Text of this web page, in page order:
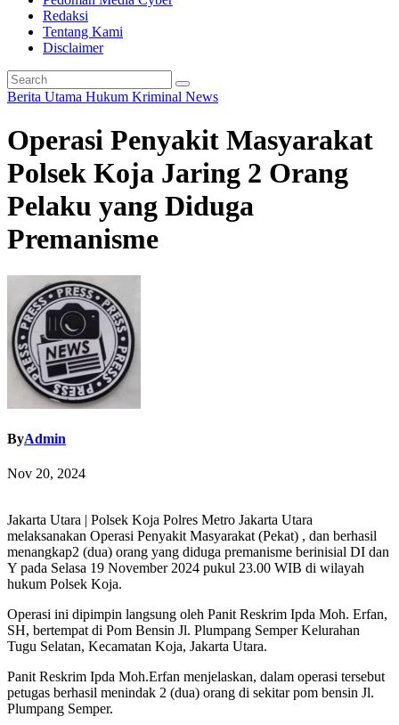
Redaksi
Tentang Kami
Disclaimer
Berita Utama Hukum Kriminal News
Operasi Penyakit Masyarakat
Polsek Koja Jaring 2 Orang
Pelaku yang Diduga
Premanisme
ByAdmin
Nov 20, 2024
Jakarta Utara | Polsek Koja Polres Metro Jakarta Utara
melaksanakan Operasi Penyakit Masyarakat (Pekat) , dan berhasil
menangkap2 (dua) orang yang diduga premanisme berinisial DI dan
Y pada Selasa 19 November 2024 pukul 23.00 WIB di wilayah
hukum Polsek Koja.
Operasi ini dipimpin langsung oleh Panit Reskrim Ipda Moh. Erfan,
SH, bertempat di Pom Bensin Jl. Plumpang Semper Kelurahan
Tugu Selatan, Kecamatan Koja, Jakarta Utara.
Panit Reskrim Ipda Moh.Erfan menjelaskan, dalam operasi tersebut
petugas berhasil menindak 2 (dua) orang di sekitar pom bensin Jl.
Plumpang Semper.